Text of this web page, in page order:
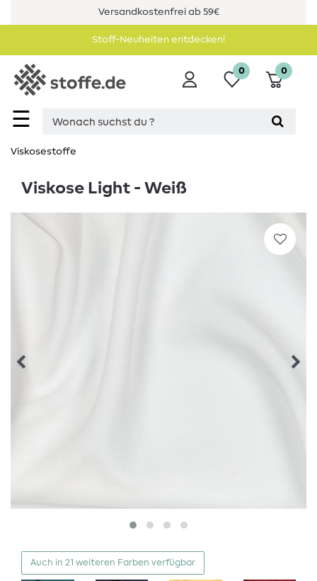
Versandkostenfrei ab 59€
Stoff-Neuheiten entdecken!
☰
0 0
Viskosestoffe
Viskose Light - Weiß
Auch in 21 weiteren Farben verfügbar